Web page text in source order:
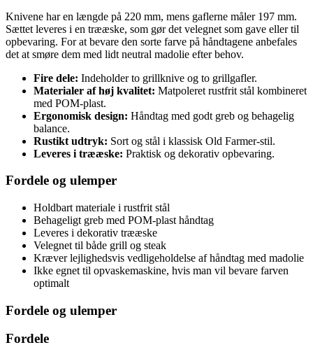
Knivene har en længde på 220 mm, mens gaflerne måler 197 mm.
Sættet leveres i en trææske, som gør det velegnet som gave eller til
opbevaring. For at bevare den sorte farve på håndtagene anbefales
det at smøre dem med lidt neutral madolie efter behov.
Fire dele: Indeholder to grillknive og to grillgafler.
Materialer af høj kvalitet: Matpoleret rustfrit stål kombineret
med POM-plast.
Ergonomisk design: Håndtag med godt greb og behagelig
balance.
Rustikt udtryk: Sort og stål i klassisk Old Farmer-stil.
Leveres i trææske: Praktisk og dekorativ opbevaring.
Fordele og ulemper
Holdbart materiale i rustfrit stål
Behageligt greb med POM-plast håndtag
Leveres i dekorativ trææske
Velegnet til både grill og steak
Kræver lejlighedsvis vedligeholdelse af håndtag med madolie
Ikke egnet til opvaskemaskine, hvis man vil bevare farven
optimalt
Fordele og ulemper
Fordele